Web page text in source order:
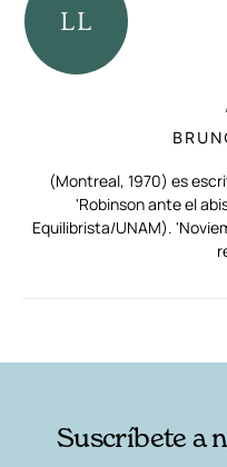
(Montreal, 1970) es
'Robinson ante el
Equilibrista/UNAM).
Suscríbete a